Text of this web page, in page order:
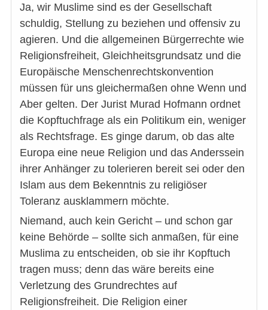
Ja, wir Muslime sind es der Gesellschaft
schuldig, Stellung zu beziehen und offensiv zu
agieren. Und die allgemeinen Bürgerrechte wie
Religionsfreiheit, Gleichheitsgrundsatz und die
Europäische Menschenrechtskonvention
müssen für uns gleichermaßen ohne Wenn und
Aber gelten. Der Jurist Murad Hofmann ordnet
die Kopftuchfrage als ein Politikum ein, weniger
als Rechtsfrage. Es ginge darum, ob das alte
Europa eine neue Religion und das Anderssein
ihrer Anhänger zu tolerieren bereit sei oder den
Islam aus dem Bekenntnis zu religiöser
Toleranz ausklammern möchte.
Niemand, auch kein Gericht – und schon gar
keine Behörde – sollte sich anmaßen, für eine
Muslima zu entscheiden, ob sie ihr Kopftuch
tragen muss; denn das wäre bereits eine
Verletzung des Grundrechtes auf
Religionsfreiheit. Die Religion einer